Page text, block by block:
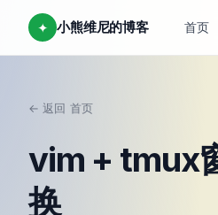
✦ 小熊维尼的博客 首页
← 返回 首页
vim + tmux
换